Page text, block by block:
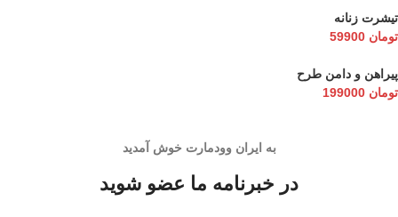
تیشرت زنانه
تومان
پیراهن و دامن طرح
تومان
به ایران وودمارت خوش آمدید
در خبرنامه ما عضو شوید